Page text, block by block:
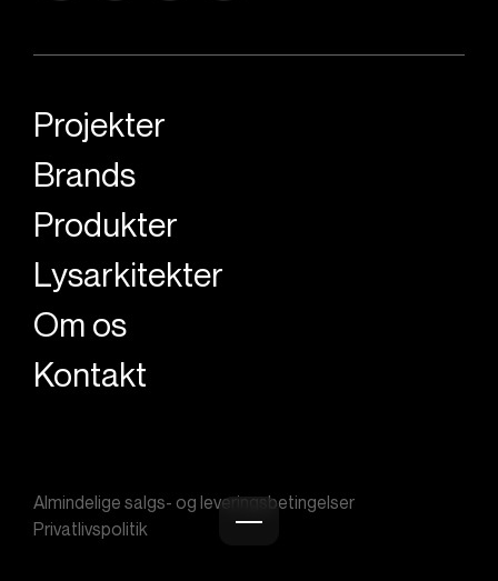
Projekter
Brands
Produkter
Lysarkitekter
Om os
Kontakt
Almindelige salgs- og leveringsbetingelser
Privatlivspolitik